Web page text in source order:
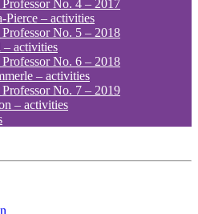
No. 4 – 2017
Pierce – activities
No. 5 – 2018
– activities
No. 6 – 2018
– activities
No. 7 – 2019
– activities